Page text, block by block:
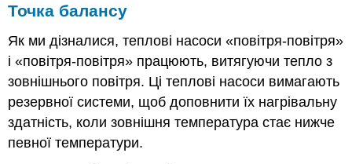
Точка балансу
Як ми дізналися, теплові насоси «повітря-повітря»
і «повітря-повітря» працюють, витягуючи тепло з
зовнішнього повітря. Ці теплові насоси вимагають
резервної системи, щоб доповнити їх нагрівальну
здатність, коли зовнішня температура стає нижче
певної температури.